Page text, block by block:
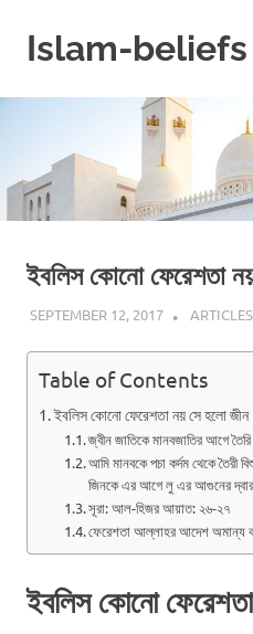
contentIslam-beliefs
Minds
and
Heart
ইবলিস কোনো ফেরেশতা
SEPTEMBER 12, 2017 ARTICLES
Table of Contents
ইবলিস কোনো ফেরেশতা নয় সে হলো জীন
জ্বীন জাতিকে মানবজাতির আগে
আমি মানবকে পচা কর্দম থেকে তৈরী
জিনকে এর আগে লু এর আগুনের
সূরা: আল-হিজর আয়াত: ২৬-২৭
ফেরেশতা আল্লাহর আদেশ অমান্য
ইবলিস কোনো